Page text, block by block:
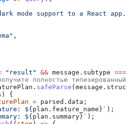
mode support to a React
,
"result" && message . subtype ===
полностью типизированный
. safeParse ( message .
) {
= parsed . data ;
${ plan . feature_name } ` );
${ plan . summary } ` );